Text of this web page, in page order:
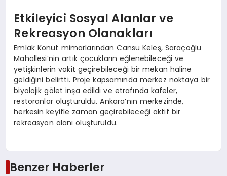
Etkileyici Sosyal Alanlar ve
Rekreasyon Olanakları
Emlak Konut mimarlarından Cansu Keleş, Saraçoğlu
Mahallesi’nin artık çocukların eğlenebileceği ve
yetişkinlerin vakit geçirebileceği bir mekan haline
geldiğini belirtti. Proje kapsamında merkez noktaya bir
biyolojik gölet inşa edildi ve etrafında kafeler,
restoranlar oluşturuldu. Ankara’nın merkezinde,
herkesin keyifle zaman geçirebileceği aktif bir
rekreasyon alanı oluşturuldu.
Benzer Haberler